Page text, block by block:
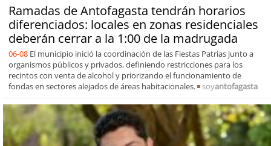
Ramadas de Antofagasta tendrán horarios
diferenciados: locales en zonas residenciales
deberán cerrar a la 1:00 de la madrugada
06-08 El municipio inició la coordinación de las Fiestas Patrias junto a
organismos públicos y privados, definiendo restricciones para los
recintos con venta de alcohol y priorizando el funcionamiento de
fondas en sectores alejados de áreas habitacionales.
soyantofagasta